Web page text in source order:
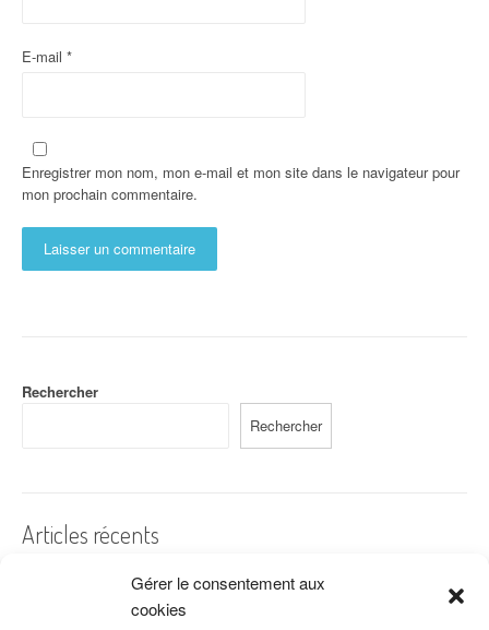
Gérer le consentement aux
cookies
E-mail *
Enregistrer mon nom, mon e-mail et mon site dans le navigateur pour
mon prochain commentaire.
Rechercher
Rechercher
Articles récents
A quelles dates de l’année offre-t-on des fleurs ?
Les fleurs préférées des Français